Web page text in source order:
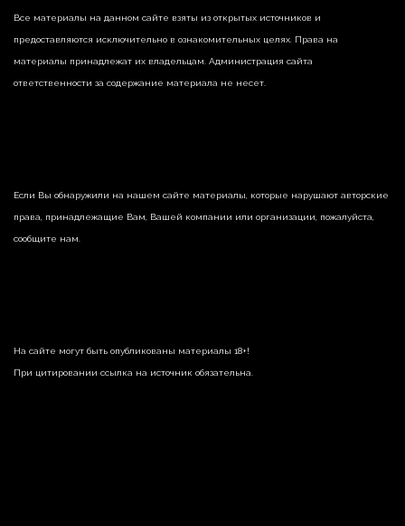
Все материалы на данном сайте взяты из открытых источников и
предоставляются исключительно в ознакомительных целях. Права на
материалы принадлежат их владельцам. Администрация сайта
ответственности за содержание материала не несет.
Если Вы обнаружили на нашем сайте материалы, которые нарушают авторские
права, принадлежащие Вам, Вашей компании или организации, пожалуйста,
сообщите нам.
На сайте могут быть опубликованы материалы 18+!
При цитировании ссылка на источник обязательна.